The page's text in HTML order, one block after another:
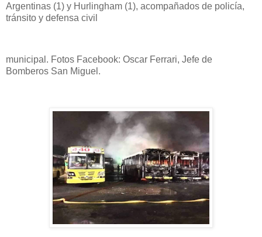
Argentinas (1) y Hurlingham (1), acompañados de policía,
tránsito y defensa civil
municipal. Fotos Facebook: Oscar Ferrari, Jefe de
Bomberos San Miguel.